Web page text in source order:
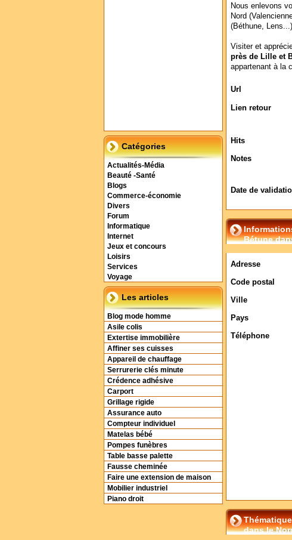
Catégories
Actualités-Média
Beauté -Santé
Blogs
Commerce-économie
Divers
Forum
Informatique
Internet
Jeux et concours
Loisirs
Services
Voyage
Les articles
Blog mode homme
Asile colis
Extertise immobilière
Affiner ses cuisses
Appareil de chauffage
Serrurerie clés minute
Crédence adhésive
Carport
Grillage rigide
Assurance auto
Compteur individuel
Matelas bébé
Pompes funèbres
Table basse palette
Fausse cheminée
Faire une extension de maison
Mobilier industriel
Piano droit
Nous enlevons
Nord
(Béthune,
Visiter et
près de Lille et
appartenant à la
Url
Lien retour
Hits
Notes
Date de
Bétune
Adresse
Code postal
Ville
Pays
Téléphone
dans le